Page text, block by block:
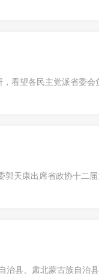
看望各民主党派省委
天康出席省政协十二
县、肃北蒙古族自治